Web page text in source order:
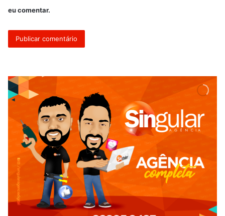
eu comentar.